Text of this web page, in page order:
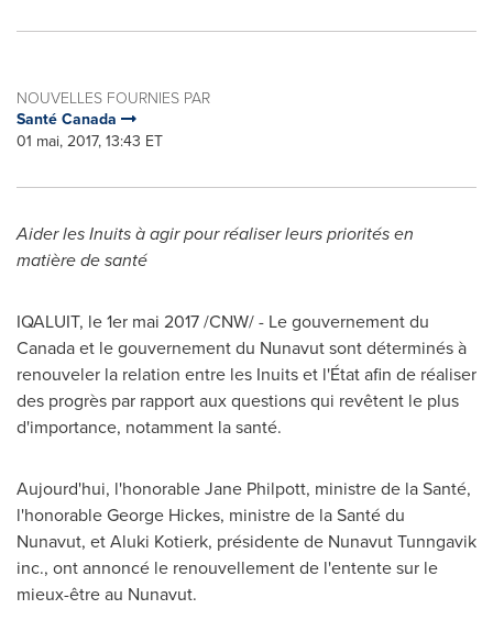
NOUVELLES FOURNIES PAR
Santé Canada
01 mai, 2017, 13:43 ET
Aider les Inuits à agir pour réaliser leurs priorités en
matière de santé
IQALUIT, le 1er mai 2017 /CNW/ - Le gouvernement du
Canadaet le gouvernement du Nunavutsont déterminés à
renouveler la relation entre les Inuits et l'État afin de réaliser
des progrès par rapport aux questions qui revêtent le plus
d'importance, notamment la santé.
Aujourd'hui, l'honorable Jane Philpott, ministre de la Santé,
l'honorable George Hickes, ministre de la Santé du
Nunavut, et Aluki Kotierk, présidente de Nunavut Tunngavik
inc., ont annoncé le renouvellement de l'entente sur le
mieux-être au Nunavut.